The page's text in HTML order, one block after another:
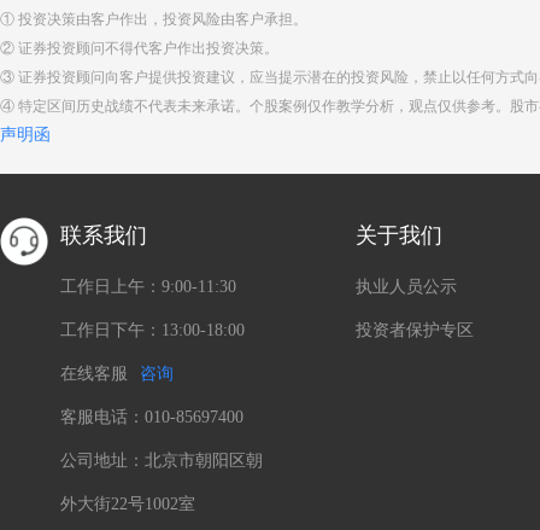
① 投资决策由客户作出，投资风险由客户承担。
② 证券投资顾问不得代客户作出投资决策。
③ 证券投资顾问向客户提供投资建议，应当提示潜在的投资风险，禁止以任何方式
④ 特定区间历史战绩不代表未来承诺。个股案例仅作教学分析，观点仅供参考。股
声明函
联系我们
工作日上午：9:00-11:30
工作日下午：13:00-18:00
在线客服 咨询
客服电话：010-85697400
公司地址：北京市朝阳区朝
外大街22号1002室
关于我们
执业人员公示
投资者保护专区